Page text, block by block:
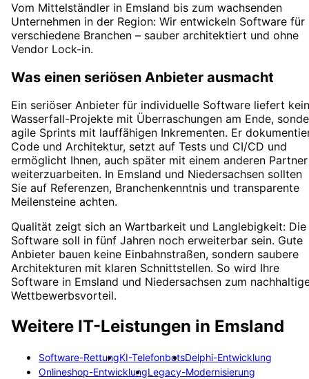
Vom Mittelständler in Emsland bis zum wachsenden
Unternehmen in der Region: Wir entwickeln Software für
verschiedene Branchen – sauber architektiert und ohne
Vendor Lock-in.
Was einen seriösen Anbieter ausmacht
Ein seriöser Anbieter für individuelle Software liefert
Wasserfall-Projekte mit Überraschungen am Ende,
agile Sprints mit lauffähigen Inkrementen. Er
Code und Architektur, setzt auf Tests und CI/CD und
ermöglicht Ihnen, auch später mit einem anderen Partner
weiterzuarbeiten. In Emsland und Niedersachsen sollten
Sie auf Referenzen, Branchenkenntnis und transparente
Meilensteine achten.
Qualität zeigt sich an Wartbarkeit und Langlebigkeit: Die
Software soll in fünf Jahren noch erweiterbar sein. Gute
Anbieter bauen keine Einbahnstraßen, sondern saubere
Architekturen mit klaren Schnittstellen. So wird Ihre
Software in Emsland und Niedersachsen zum
Wettbewerbsvorteil.
Weitere IT-Leistungen in Emsland
Software-RettungKI-TelefonbotsDelphi-Entwicklung
Onlineshop-EntwicklungLegacy-Modernisierung